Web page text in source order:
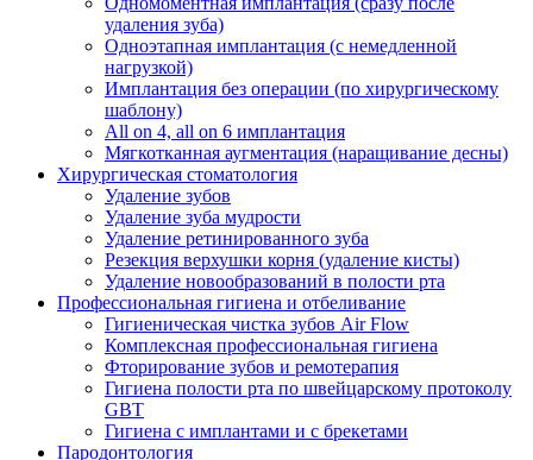
удаления зуба)
Одноэтапная имплантация (с немедленной
нагрузкой)
Имплантация без операции (по хирургическому
шаблону)
All on 4, all on 6 имплантация
Мягкотканная аугментация (наращивание десны)
Хирургическая стоматология
Удаление зубов
Удаление зуба мудрости
Удаление ретинированного зуба
Резекция верхушки корня (удаление кисты)
Удаление новообразований в полости рта
Профессиональная гигиена и отбеливание
Гигиеническая чистка зубов Air Flow
Комплексная профессиональная гигиена
Фторирование зубов и ремотерапия
Гигиена полости рта по швейцарскому протоколу
GBT
Гигиена с имплантами и с брекетами
Пародонтология